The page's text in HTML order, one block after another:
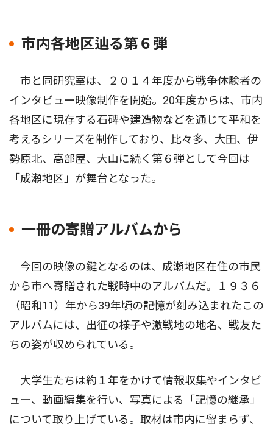
市内各地区辿る第６弾
市と同研究室は、２０１４年度から戦争体験者の
インタビュー映像制作を開始。20年度からは、市内
各地区に現存する石碑や建造物などを通じて平和を
考えるシリーズを制作しており、比々多、大田、伊
勢原北、高部屋、大山に続く第６弾として今回は
「成瀬地区」が舞台となった。
一冊の寄贈アルバムから
今回の映像の鍵となるのは、成瀬地区在住の市民
から市へ寄贈された戦時中のアルバムだ。１９３６
（昭和11）年から39年頃の記憶が刻み込まれたこの
アルバムには、出征の様子や激戦地の地名、戦友た
ちの姿が収められている。
大学生たちは約１年をかけて情報収集やインタビ
ュー、動画編集を行い、写真による「記憶の継承」
について取り上げている。取材は市内に留まらず、